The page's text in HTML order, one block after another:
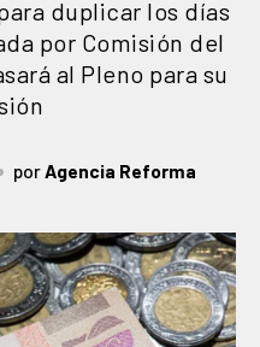
duplicar los días
por Comisión del
al Pleno para su
porAgencia Reforma